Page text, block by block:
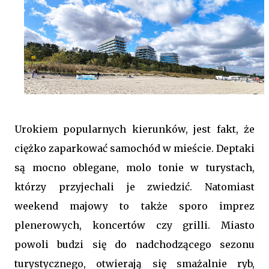
Urokiem popularnych kierunków, jest fakt, że
ciężko zaparkować samochód w mieście. Deptaki
są mocno oblegane, molo tonie w turystach,
którzy przyjechali je zwiedzić. Natomiast
weekend majowy to także sporo imprez
plenerowych, koncertów czy grilli. Miasto
powoli budzi się do nadchodzącego sezonu
turystycznego, otwierają się smażalnie ryb,